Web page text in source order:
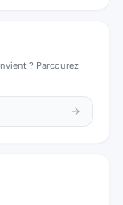
? Parcourez